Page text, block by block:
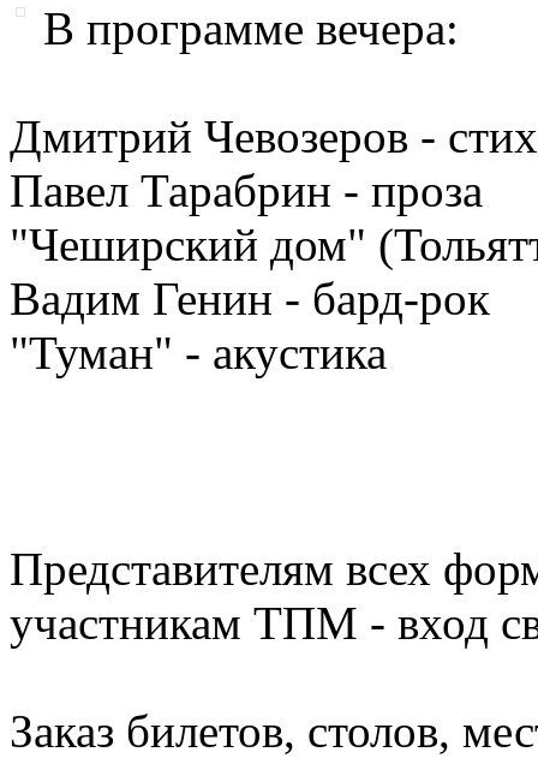
В программе вечера:
Дмитрий Чевозеров -
Павел Тарабрин - проза
"Чеширский дом"
Вадим Генин - бард-рок
"Туман" - акустика
Представителям всех
участникам ТПМ - вход
Заказ билетов, столов,